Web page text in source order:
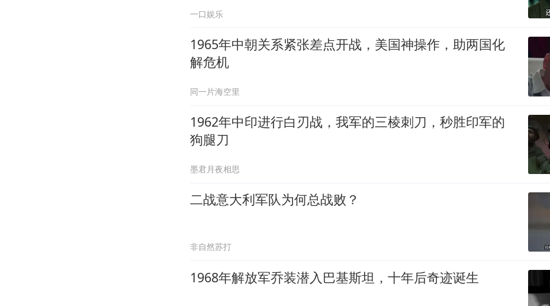
一口娱乐
1965年中朝关系紧张差点开战，美国神操作，助两国化
解危机
同一片海空里
1962年中印进行白刃战，我军的三棱刺刀，秒胜印军的
狗腿刀
墨君月夜相思
二战意大利军队为何总战败？
非自然苏打
1968年解放军乔装潜入巴基斯坦，十年后奇迹诞生